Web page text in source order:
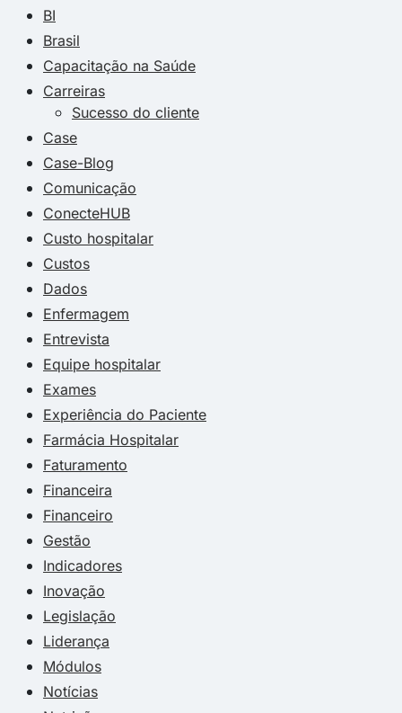
BI
Brasil
Capacitação na Saúde
Carreiras
Sucesso do cliente
Case
Case-Blog
Comunicação
ConecteHUB
Custo hospitalar
Custos
Dados
Enfermagem
Entrevista
Equipe hospitalar
Exames
Experiência do Paciente
Farmácia Hospitalar
Faturamento
Financeira
Financeiro
Gestão
Indicadores
Inovação
Legislação
Liderança
Módulos
Notícias